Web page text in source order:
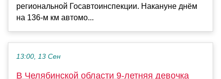
региональной Госавтоинспекции. Накануне днём
на 136-м км автомо...
13:00, 13 Сен
В Челябинской области 9-летняя девочка